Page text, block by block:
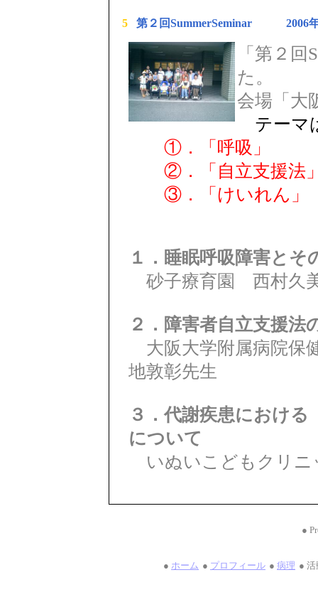
5 第２回SummerSeminar 2006年
「第２回
た。
会場「大
テーマ
①．「呼吸」
②．「自立支援法
③．「けいれん」
１．睡眠呼吸障害とそ
砂子療育園 西村久
２．障害者自立支援法
大阪大学附属病院保
地敦彰先生
３．代謝疾患におけ
について
いぬいこどもクリ
●
● ホーム ● プロフィール ● 病理 ●